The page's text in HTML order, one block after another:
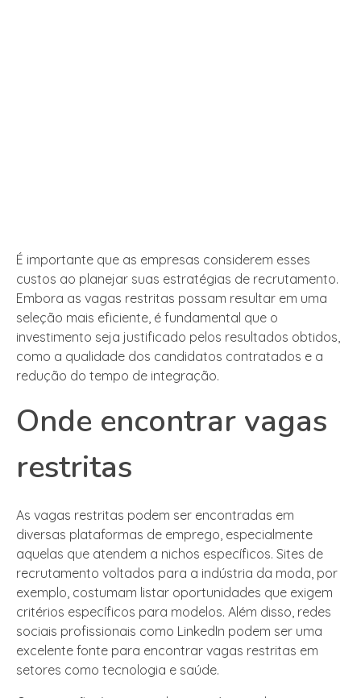
É importante que as empresas considerem esses
custos ao planejar suas estratégias de recrutamento.
Embora as vagas restritas possam resultar em uma
seleção mais eficiente, é fundamental que o
investimento seja justificado pelos resultados obtidos,
como a qualidade dos candidatos contratados e a
redução do tempo de integração.
Onde encontrar vagas
restritas
As vagas restritas podem ser encontradas em
diversas plataformas de emprego, especialmente
aquelas que atendem a nichos específicos. Sites de
recrutamento voltados para a indústria da moda, por
exemplo, costumam listar oportunidades que exigem
critérios específicos para modelos. Além disso, redes
sociais profissionais como LinkedIn podem ser uma
excelente fonte para encontrar vagas restritas em
setores como tecnologia e saúde.